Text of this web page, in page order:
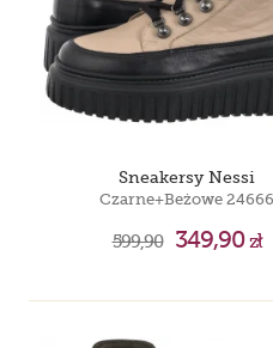
Sneakersy Nessi
Czarne+Beżowe 24666
599,90 349,90zł